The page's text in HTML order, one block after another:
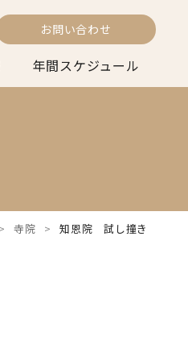
お問い合わせ
年間スケジュール
寺院 知恩院 試し撞き